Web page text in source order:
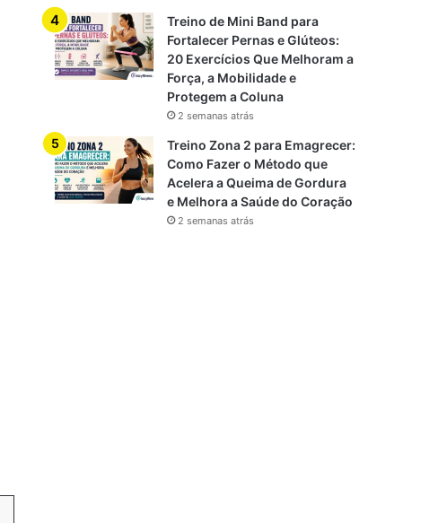
Treino de Mini Band para
Fortalecer Pernas e Glúteos:
20 Exercícios Que Melhoram a
Força, a Mobilidade e
Protegem a Coluna
2 semanas atrás
Treino Zona 2 para Emagrecer:
Como Fazer o Método que
Acelera a Queima de Gordura
e Melhora a Saúde do Coração
2 semanas atrás